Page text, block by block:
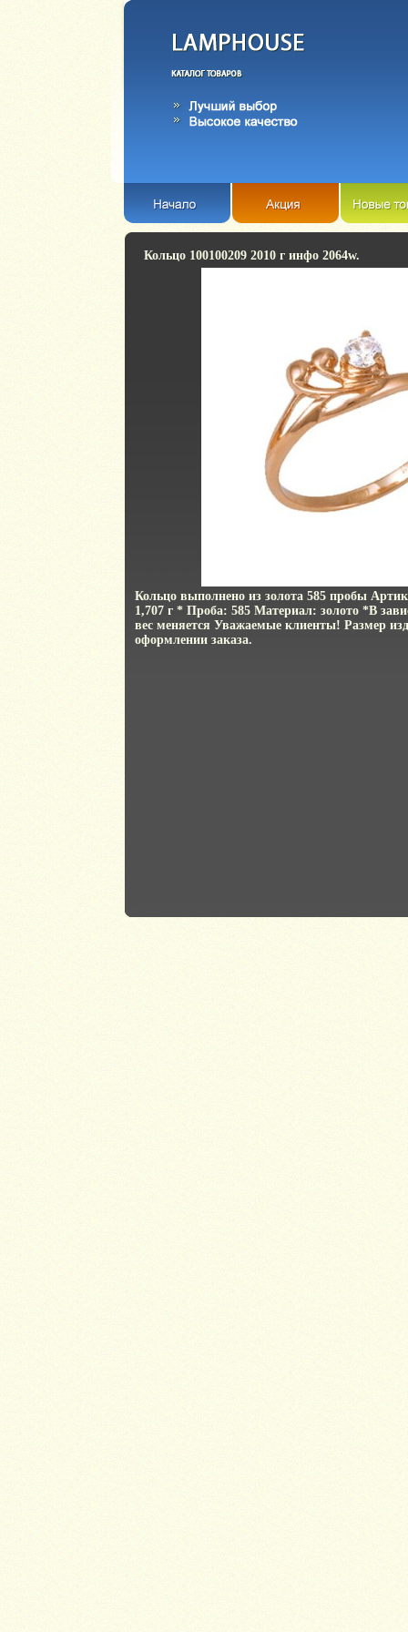
Кольцо 100100209 2010 г инфо 2064w.
Кольцо выполнено из золота 585 пробы
1,707 г * Проба: 585 Материал: золото *В
вес меняется Уважаемые клиенты! Размер
оформлении заказа.